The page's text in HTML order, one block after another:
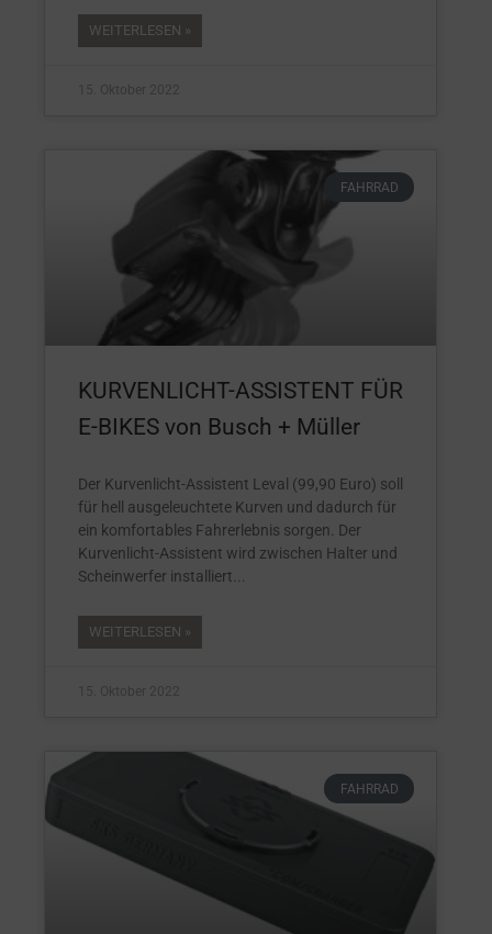
WEITERLESEN »
15. Oktober 2022
FAHRRAD
KURVENLICHT-ASSISTENT FÜR
E-BIKES von Busch + Müller
Der Kurvenlicht-Assistent Leval (99,90 Euro) soll
für hell ausgeleuchtete Kurven und dadurch für
ein komfortables Fahrerlebnis sorgen. Der
Kurvenlicht-Assistent wird zwischen Halter und
Scheinwerfer installiert
WEITERLESEN »
15. Oktober 2022
FAHRRAD